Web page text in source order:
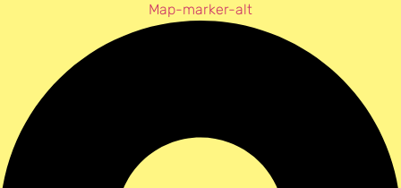
Map-marker-alt